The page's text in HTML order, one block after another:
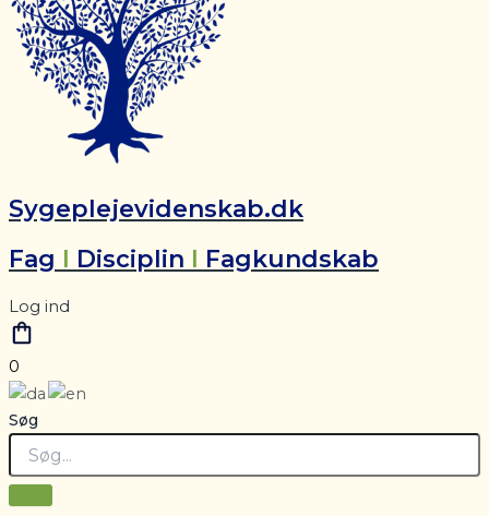
Sygeplejevidenskab.dk
Fag I Disciplin I Fagkundskab
Log ind
0
Søg